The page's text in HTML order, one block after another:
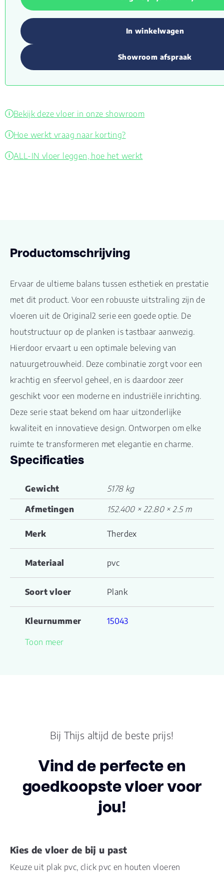
In winkelwagen
Showroom afspraak
Bekijk deze vloer in onze showroom
Hoe werkt vraag naar korting?
ALL-IN vloer leggen, hoe het werkt
Productomschrijving
Ervaar de ultieme balans tussen esthetiek en prestatie
met dit product. Voor een robuuste uitstraling zijn de
vloeren uit de Original2 serie een goede optie. De
houtstructuur op de planken is tastbaar aanwezig.
Hierdoor ervaart u een optimale beleving van
natuurgetrouwheid. Deze combinatie zorgt voor een
krachtig en sfeervol geheel, en is daardoor zeer
geschikt voor een moderne en industriële inrichting.
Deze serie staat bekend om haar uitzonderlijke
kwaliteit en innovatieve design. Ontworpen om elke
ruimte te transformeren met elegantie en charme.
Specificaties
Gewicht 5178 kg
Afmetingen 152.400 × 22.80 × 2.5 m
Merk Therdex
Materiaal pvc
Soort vloer Plank
Kleurnummer 15043
Lengte plank (cm) 152.400
Breedte plank
22.80
3.4840
Dikte toplaag
(mm)
Toon meer
Bij Thijs altijd de beste prijs!
Vind de perfecte en
goedkoopste vloer voor
jou!
Kies de vloer de bij u past
Keuze uit plak pvc, click pvc en houten vloeren